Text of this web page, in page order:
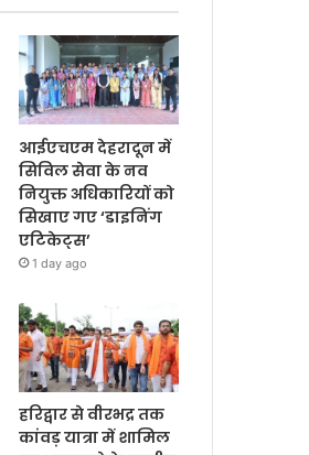
आईएचएम देहरादून में
सिविल सेवा के नव
नियुक्त अधिकारियों को
सिखाए गए ‘डाइनिंग
एटिकेट्स’
1 day ago
हरिद्वार से वीरभद्र तक
कांवड़ यात्रा में शामिल